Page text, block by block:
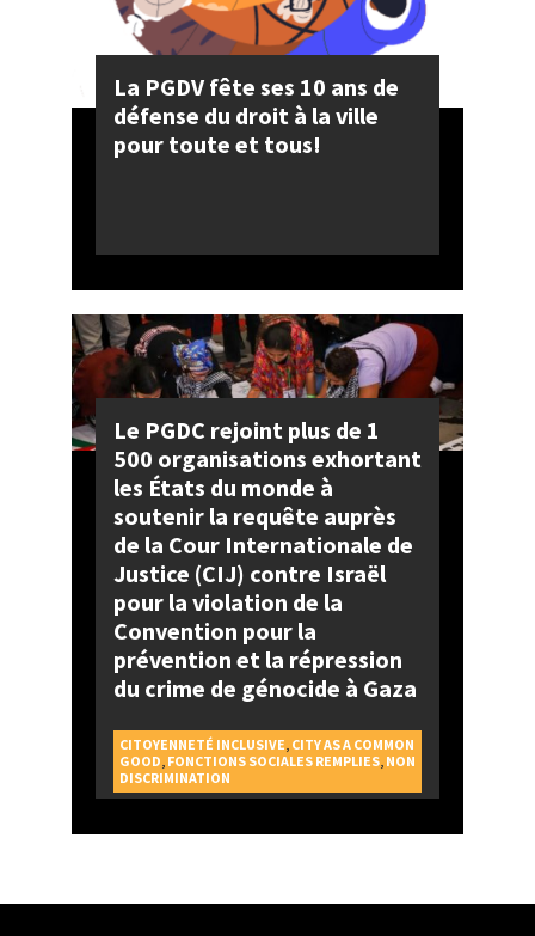
La PGDV fête ses 10 ans de
défense du droit à la ville
pour toute et tous!
Le PGDC rejoint plus de 1
500 organisations exhortant
les États du monde à
soutenir la requête auprès
de la Cour Internationale de
Justice (CIJ) contre Israël
pour la violation de la
Convention pour la
prévention et la répression
du crime de génocide à Gaza
CITOYENNETÉ INCLUSIVE CITY AS A COMMON
GOOD FONCTIONS SOCIALES REMPLIES, NON
DISCRIMINATION